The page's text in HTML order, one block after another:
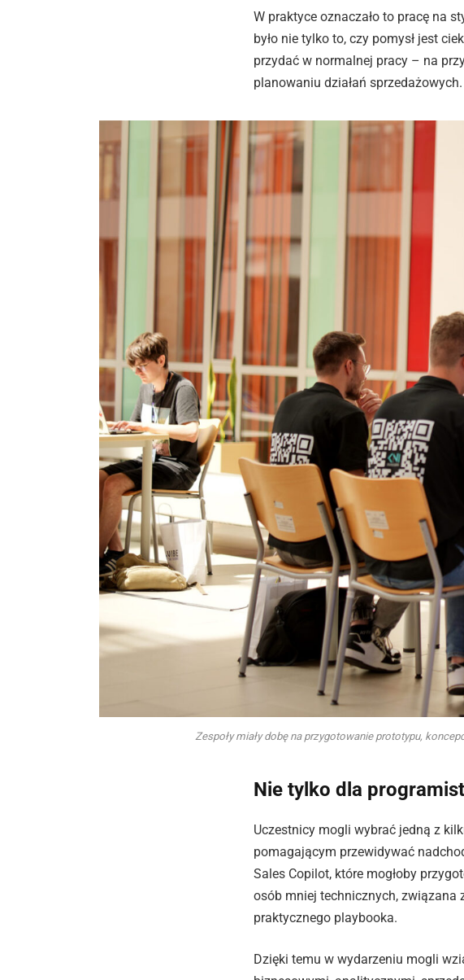
W praktyce oznaczało to pracę na
było nie tylko to, czy pomysł jest
przydać w normalnej pracy – na
planowaniu działań sprzedażowych.
Zespoły miały dobę na przygotowanie prototypu,
Nie tylko dla
Uczestnicy mogli wybrać jedną z
pomagającym przewidywać
Sales Copilot, które mogłoby
osób mniej technicznych, związana
praktycznego playbooka.
Dzięki temu w wydarzeniu mogli